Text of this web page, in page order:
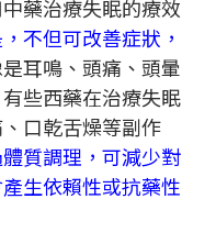
藥治療失眠的療效
不但可改善症狀，
是耳鳴、頭痛、頭暈
有些西藥在治療失眠
口乾舌燥等副作
質調理，可減少對
生依賴性或抗藥性